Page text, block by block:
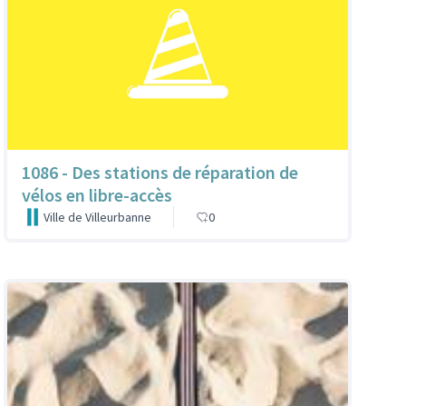
1086 - Des stations de réparation de
vélos en libre-accès
Ville de Villeurbanne 0